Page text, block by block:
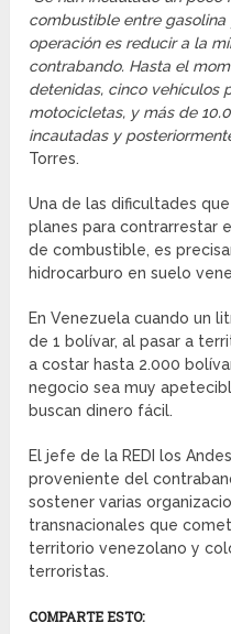
combustible entre
operación es reducir a la
contrabando. Hasta el
detenidas, cinco vehículos
motocicletas, y más de
incautadas y
Torres.
Una de las dificultades
planes para contrarrestar
de combustible, es
hidrocarburo en suelo
En Venezuela cuando un
de 1 bolívar, al pasar a
a costar hasta 2.000
negocio sea muy
buscan dinero fácil.
El jefe de la REDI los
proveniente del
sostener varias
transnacionales que
territorio venezolano y
terroristas.
COMPARTE ESTO: